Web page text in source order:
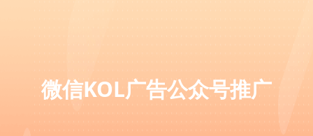
微信KOL广告公众号推广